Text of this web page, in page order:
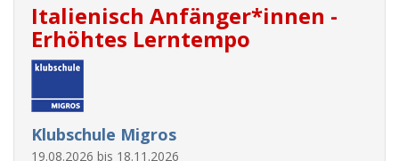
Italienisch Anfänger*innen -
Erhöhtes Lerntempo
Klubschule Migros
19.08.2026 bis 18.11.2026